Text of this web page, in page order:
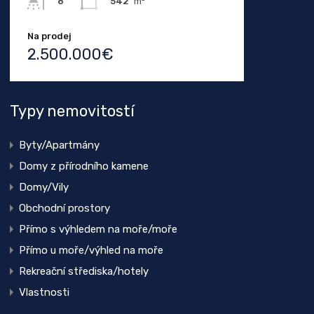
Na prodej
2.500.000€
Typy nemovitostí
Byty/Apartmány
Domy z přírodního kamene
Domy/Vily
Obchodní prostory
Přímo s výhledem na moře/moře
Přímo u moře/výhled na moře
Rekreační střediska/hotely
Vlastnosti